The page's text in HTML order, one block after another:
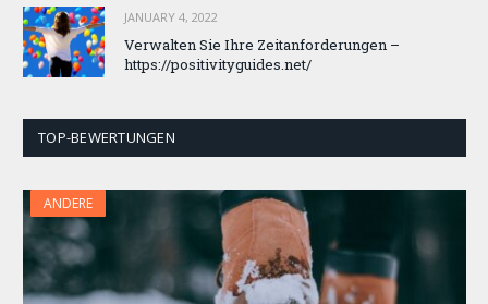
JANUARY 4, 2022
Verwalten Sie Ihre Zeitanforderungen –
https://positivityguides.net/
TOP-BEWERTUNGEN
ANDERE